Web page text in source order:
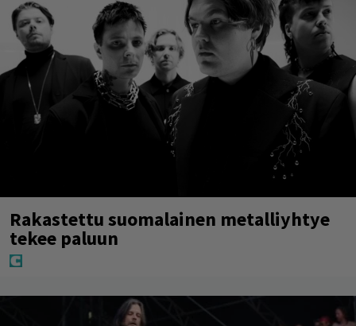
Rakastettu suomalainen metalliyhtye
tekee paluun